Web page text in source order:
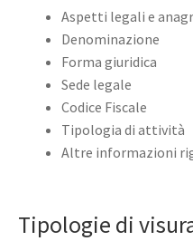
Aspetti legali e
Denominazione
Forma giuridica
Sede legale
Codice Fiscale
Tipologia di attività
Altre informazioni
Tipologie di